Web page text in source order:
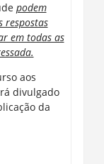
podem
respostas
em todas as
aos
divulgado
da